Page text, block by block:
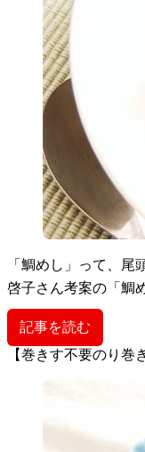
「鯛めし」って、
啓子さん考案の「鯛
記事を読む
【巻きす不要のり